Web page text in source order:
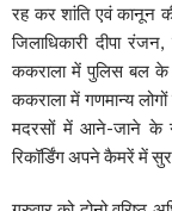
रह कर शांति एवं कानून
जिलाधिकारी दीपा
ककराला में पुलिस बल के
ककराला में गणमान्य
मदरसों में आने-जाने के
रिकॉर्डिंग अपने कैमरें में